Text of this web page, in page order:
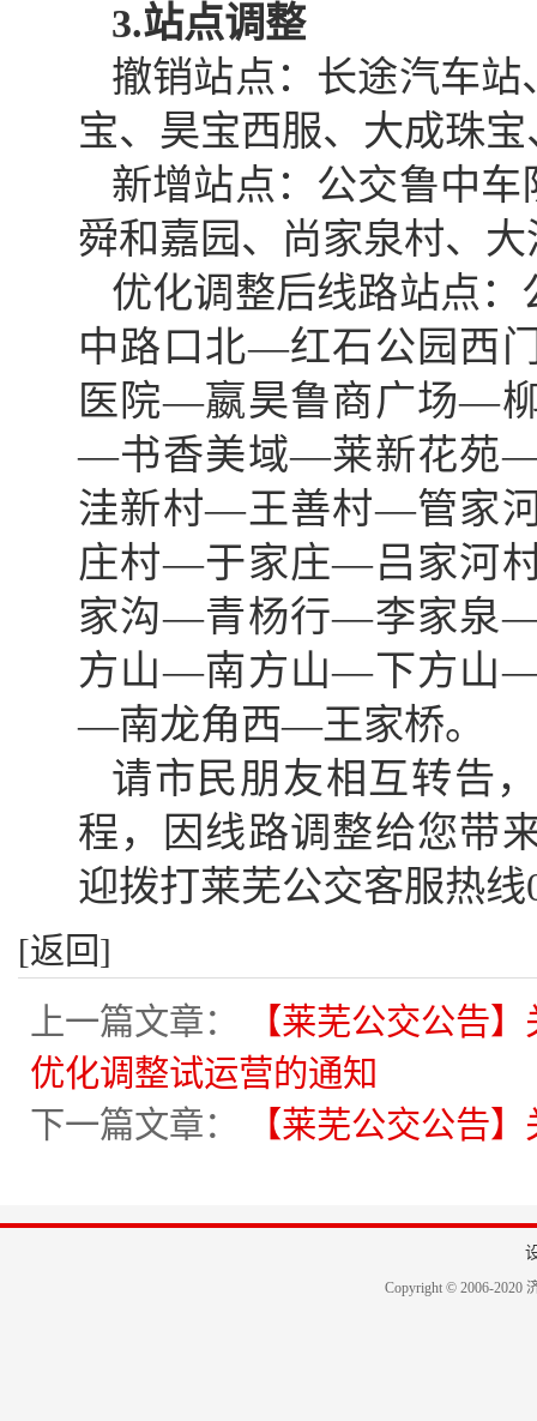
3.站点调整
撤销站点：长途汽车
宝、昊宝西服、大成珠
新增站点：公交鲁中
舜和嘉园、尚家泉村、
优化调整后线路站点
中路口北—红石公园西
医院—嬴昊鲁商广场—
—书香美域—莱新花苑
洼新村—王善村—管家
庄村—于家庄—吕家河
家沟—青杨行—李家泉
方山—南方山—下方山
—南龙角西—王家桥。
请市民朋友相互转告
程，因线路调整给您带
迎拨打莱芜公交客服热线
[返回]
上一篇文章：
【莱芜公交公告
优化调整试运营的通知
下一篇文章：
【莱芜公交公告
Copyright © 2006-2020